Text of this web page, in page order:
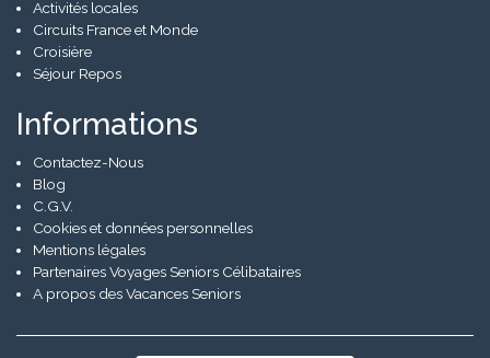
Activités locales
Circuits France et Monde
Croisière
Séjour Repos
Informations
Contactez-Nous
Blog
C.G.V.
Cookies et données personnelles
Mentions légales
Partenaires Voyages Seniors Célibataires
A propos des Vacances Seniors